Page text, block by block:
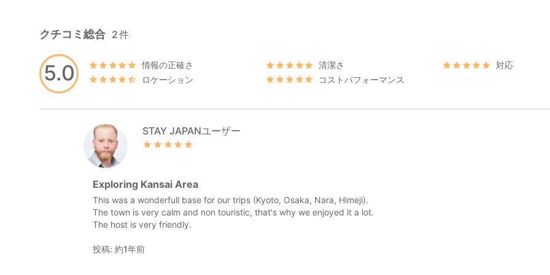
5.0
クチコミ総合 2件
情報の正確さ 清潔さ
対応
ロケーション
コストパフォーマンス
STAY JAPANユーザー
Exploring Kansai Area
This was a wonderfull base for our trips (Kyoto, Osaka, Nara, Himeji).
The town is very calm and non touristic, that's why we enjoyed it a lot.
The host is very friendly.
投稿: 約1年前